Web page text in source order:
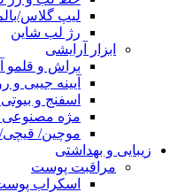
لیپ گلاس/
رژ لب شاین
ابزار آرایشی
براش و قلمو
آیینه جیبی و
اسفنج و بیوتی
مژه
موچین/ قیچی/
زیبایی و بهداشتی
مراقبت پوست
اسکراب